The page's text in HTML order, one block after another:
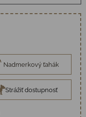
Nadmerkový ťahák
Strážiť dostupnosť